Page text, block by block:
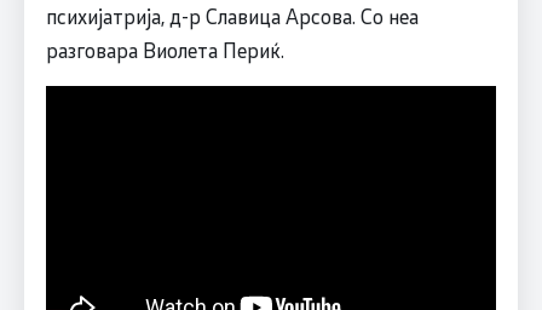
психијатрија, д-р Славица Арсова. Со неа
разговара Виолета Периќ.